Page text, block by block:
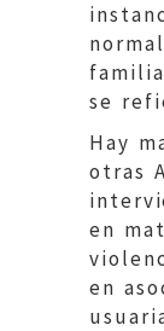
se
Hay
otras
en
en